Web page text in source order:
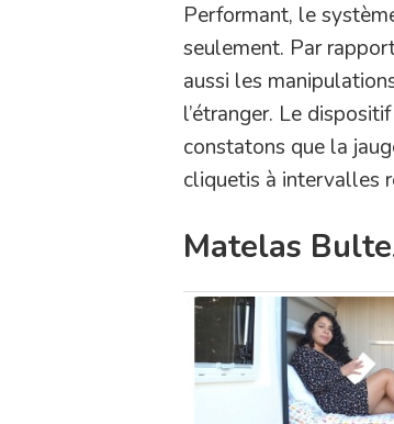
Performant, le
seulement. Par
aussi les
l’étranger. Le
constatons que la
cliquetis à intervalles
Matelas